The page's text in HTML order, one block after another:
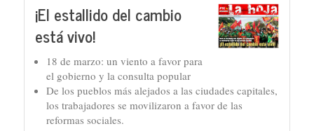
¡El estallido del cambio
está vivo!
18 de marzo: un viento a favor para
el gobierno y la consulta popular
De los pueblos más alejados a las ciudades capitales,
los trabajadores se movilizaron a favor de las
reformas sociales.